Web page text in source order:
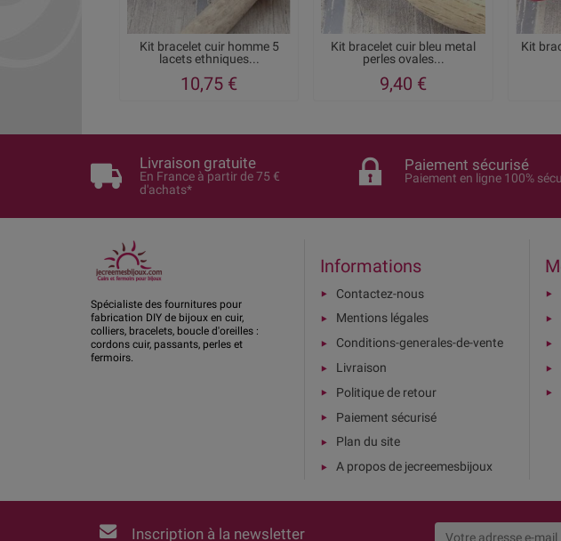
Kit bracelet cuir homme 5
lacets ethniques...
10,75 €
Kit bracelet cuir bleu metal
perles ovales...
9,40 €
Kit
Livraison gratuite
En France à partir de 75 €
d'achats*
Paiement sécurisé
Paiement en ligne 100%
Spécialiste des fournitures pour
fabrication DIY de bijoux en cuir,
colliers, bracelets, boucle d'oreilles :
cordons cuir, passants, perles et
fermoirs.
Informations
Contactez-nous
Mentions légales
Conditions-generales-de-vente
Livraison
Politique de retour
Paiement sécurisé
Plan du site
A propos de jecreemesbijoux
Inscription à la newsletter